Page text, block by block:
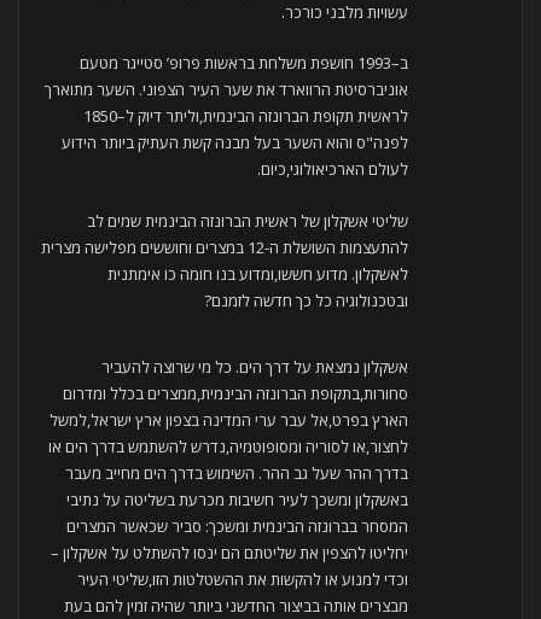
עשויות מלבני כורכר.
ב–1993 חושפת משלחת בראשות פרופ’ סטייגר מטעם
אוניברסיטת הרווארד את שער העיר הצפוני. השער מתוארך
לראשית תקופת הברונזה הבינמית,וליתר דיוק ל–1850
לפנה"ס והוא השער בעל מבנה קשת העתיק ביותר הידוע
לעולם הארכיאולוגי,כיום.
שליטי אשקלון של ראשית הברונזה הבינמית שמים לב
להתעצמות השושלת ה-12 במצרים וחוששים מפלישה מצרית
לאשקלון. מדוע חששו,ומדוע בנו חומה כו אימתנית
ובטכנולוגיה כל כך חדשה לזמנם?
אשקלון נמצאת על דרך הים. כל מי שרוצה להעביר
סחורות,בתקופת הברונזה הבינמית,ממצרים בכלל ומדרום
הארץ בפרט,אל עבר ערי המדינה בצפון ארץ ישראל,למשל
לחצור,או לסוריה ומסופוטמיה,נדרש להשתמש בדרך הים או
בדרך ההר שעל גב ההר. השימוש בדרך הים מחייב מעבר
באשקלון ומשכך לעיר חשיבות מכרעת בשליטה על נתיבי
המסחר בברונזה הבינמית ומשכך: סביר שכאשר המצרים
יחליטו להצפין את שליטתם הם ינסו להשתלט על אשקלון –
וכדי למנוע או להקשות את ההשטלטות הזו,שליטי העיר
מבצרים אותה בביצור החדשני ביותר שהיה זמין להם בעת